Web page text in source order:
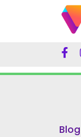
Blog